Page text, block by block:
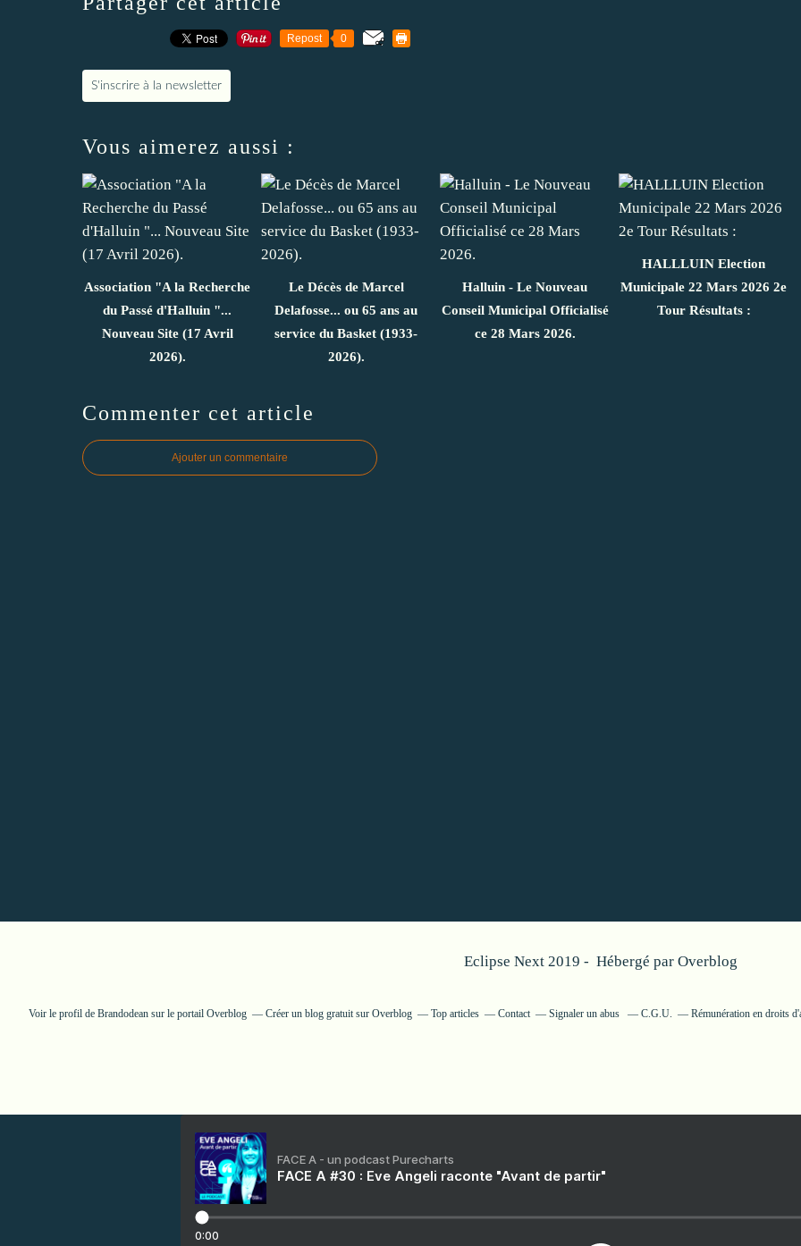
Repost 0
S'inscrire à la newsletter
Vous aimerez aussi :
Association "A la Recherche
du Passé d'Halluin "...
Nouveau Site (17 Avril
2026).
Le Décès de Marcel
Delafosse... ou 65 ans au
service du Basket (1933-
2026).
Halluin - Le Nouveau
Conseil Municipal Officialisé
ce 28 Mars 2026.
HALLLUIN Election
Municipale 22 Mars 2026 2e
Tour Résultats :
Commenter cet article
Ajouter un commentaire
Eclipse Next 2019 - Hébergé par Overblog
Voir le profil de Brandodean sur le portail Overblog Créer un blog gratuit sur Overblog Top articles Contact Signaler un abus C.G.U. Rémunération en droits
FACE A - un podcast Purecharts
FACE A #30 : Eve Angeli raconte "Avant de partir"
0:00